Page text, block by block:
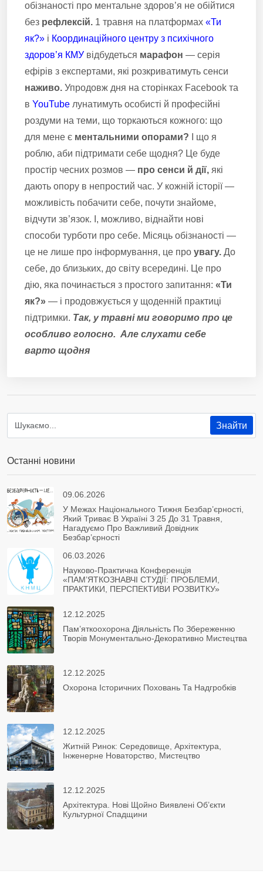
обізнаності про ментальне здоров’я не обійтися
без рефлексій. 1 травня на платформах «Ти
як?» і Координаційного центру з психічного
здоров’я КМУ відбудеться марафон — серія
ефірів з експертами, які розкриватимуть сенси
наживо. Упродовж дня на сторінках Facebook та
в YouTube лунатимуть особисті й професійні
роздуми на теми, що торкаються кожного: що
для мене є ментальними опорами? І що я
роблю, аби підтримати себе щодня? Це буде
простір чесних розмов — про сенси й дії, які
дають опору в непростий час. У кожній історії —
можливість побачити себе, почути знайоме,
відчути зв’язок. І, можливо, віднайти нові
способи турботи про себе. Місяць обізнаності —
це не лише про інформування, це про увагу. До
себе, до близьких, до світу всередині. Це про
дію, яка починається з простого запитання: «Ти
як?» — і продовжується у щоденній практиці
підтримки. Так, у травні ми говоримо про це
особливо голосно. Але слухати себе
варто щодня
Останні новини
09.06.2026
У Межах Національного Тижня Безбар’єрності,
Який Триває В Україні З 25 До 31 Травня,
Нагадуємо Про Важливий Довідник
Безбар’єрності
06.03.2026
Науково-Практична Конференція
«ПАМ’ЯТКОЗНАВЧІ СТУДІЇ: ПРОБЛЕМИ,
ПРАКТИКИ, ПЕРСПЕКТИВИ РОЗВИТКУ»
12.12.2025
Пам’яткоохорона Діяльність По Збереженню
Творів Монументально-Декоративно Мистецтва
12.12.2025
Охорона Історичних Поховань Та Надгробків
12.12.2025
Житній Ринок: Середовище, Архітектура,
Інженерне Новаторство, Мистецтво
12.12.2025
Архітектура. Нові Щойно Виявлені Об’єкти
Культурної Спадщини